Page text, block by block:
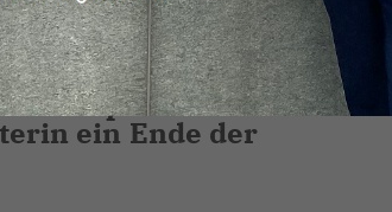
anderem die weitere
sorgte für
die Unionspolitiker
SPD und
ein Ende der